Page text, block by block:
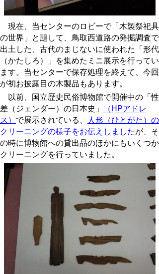
現在、当センターのロビーで「木製祭祀具
の世界」と題して、鳥取西道路の発掘調査で
出土した、古代のまじないに使われた「形代
（かたしろ）」を集めたミニ展示を行ってい
ます。当センターで保存処理を終えて、今回
が初お披露目の木製品もあります。
以前、国立歴史民俗博物館で開催中の「性
差（ジェンダー）の日本史」
（HPアドレ
ス） で展示されている、
人形（ひとがた）の
クリーニングの様子をお伝えしましたが、そ
の時に博物館への貸出品のほかにもいくつか
クリーニングを行っていました。